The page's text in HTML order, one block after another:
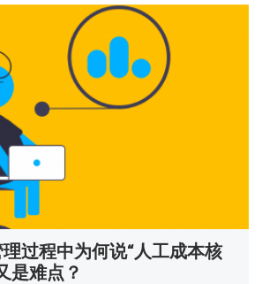
过程中为何说“人工成本核
是难点？